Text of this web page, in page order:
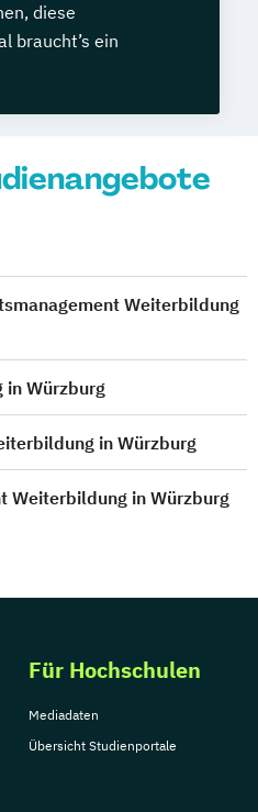
diese
braucht’s ein
Weiterbildung
in Würzburg
in Würzburg
Weiterbildung in Würzburg
Für Hochschulen
Mediadaten
Übersicht Studienportale